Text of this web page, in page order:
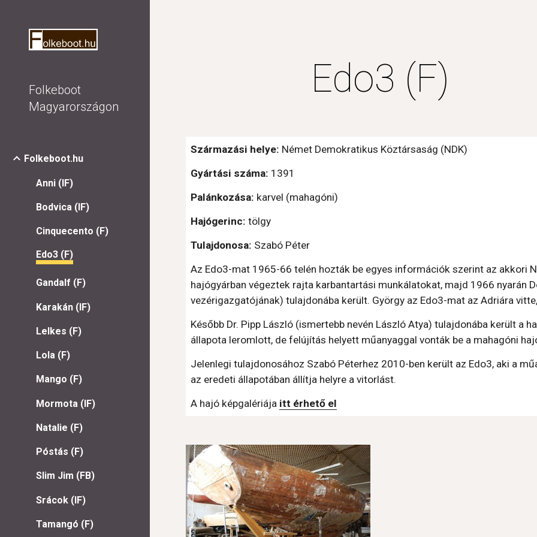
Folkeboot
Magyarországon
Folkeboot.hu
Anni (IF)
Bodvica (IF)
Cinquecento (F)
Edo3 (F)
Gandalf (F)
Karakán (IF)
Lelkes (F)
Lola (F)
Mango (F)
Mormota (IF)
Natalie (F)
Póstás (F)
Slim Jim (FB)
Srácok (IF)
Tamangó (F)
Edo3 (F)
Származási helye: Német Demokratikus Köztársaság (NDK)
Gyártási száma: 1391
Palánkozása: karvel (mahagóni)
Hajógerinc: tölgy
Tulajdonosa: Szabó Péter
Az Edo3-mat 1965-66 telén hozták be egyes információk szerint az akkori
hajógyárban végeztek rajta karbantartási munkálatokat, majd 1966 nyarán
vezérigazgatójának) tulajdonába került. György az Edo3-mat az Adriára
Később Dr. Pipp László (ismertebb nevén László Atya) tulajdonába került a
állapota leromlott, de felújítás helyett műanyaggal vonták be a mahagóni
Jelenlegi tulajdonosához Szabó Péterhez 2010-ben került az Edo3, aki a
az eredeti állapotában állítja helyre a vitorlást.
A hajó képgalériája itt érhető el